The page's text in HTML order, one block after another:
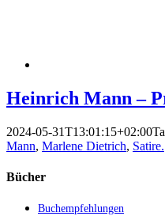
Heinrich Mann –
2024-05-31T13:01:15+02:00
Mann, Marlene Dietrich, Satire.
Bücher
Buchempfehlungen